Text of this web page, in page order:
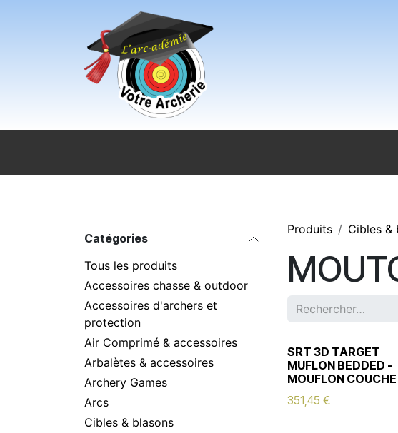
Catégories
Tous les produits
Accessoires chasse & outdoor
Accessoires d'archers et
protection
Air Comprimé & accessoires
Arbalètes & accessoires
Archery Games
Arcs
Cibles & blasons
Produits Cibles &
SRT 3D TARGET
MUFLON BEDDED -
MOUFLON COUCHE
351,45 €